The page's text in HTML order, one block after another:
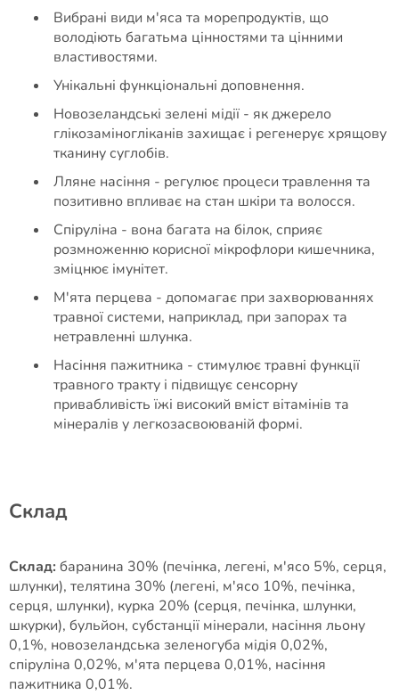
Вибрані види м'яса та морепродуктів, що
володіють багатьма цінностями та цінними
властивостями.
Унікальні функціональні доповнення.
Новозеландські зелені мідії - як джерело
глікозаміногліканів захищає і регенерує хрящову
тканину суглобів.
Лляне насіння - регулює процеси травлення та
позитивно впливає на стан шкіри та волосся.
Спіруліна - вона багата на білок, сприяє
розмноженню корисної мікрофлори кишечника,
зміцнює імунітет.
М'ята перцева - допомагає при захворюваннях
травної системи, наприклад, при запорах та
нетравленні шлунка.
Насіння пажитника - стимулює травні функції
травного тракту і підвищує сенсорну
привабливість їжі високий вміст вітамінів та
мінералів у легкозасвоюваній формі.
Cклад
Склад: баранина 30% (печінка, легені, м'ясо 5%, серця,
шлунки), телятина 30% (легені, м'ясо 10%, печінка,
серця, шлунки), курка 20% (серця, печінка, шлунки,
шкурки), бульйон, субстанції мінерали, насіння льону
0,1%, новозеландська зеленогуба мідія 0,02%,
спіруліна 0,02%, м'ята перцева 0,01%, насіння
пажитника 0,01%.